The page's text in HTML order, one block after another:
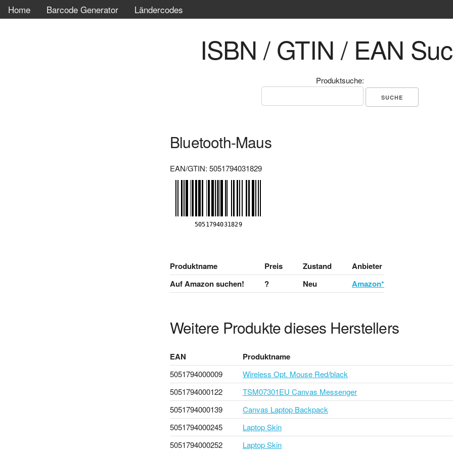
Home Barcode Generator Ländercodes
ISBN / GTIN / EAN
Produktsuche:
Bluetooth-Maus
EAN/GTIN: 5051794031829
Produktname Preis Zustand
Anbieter
Auf Amazon suchen!
? Neu Amazon*
Weitere Produkte dieses Herstellers
EAN Produktname
5051794000009
Wireless Opt. Mouse Red/black
5051794000122
TSM07301EU Canvas Messenger
5051794000139
Canvas Laptop Backpack
5051794000245
Laptop Skin
5051794000252
Laptop Skin